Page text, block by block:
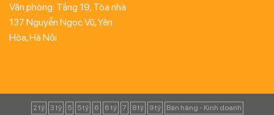
Văn phòng: Tầng 19, Tòa nhà
137 Nguyễn Ngọc Vũ, Yên
Hòa, Hà Nội
2 tỷ 3 tỷ 5 5 tỷ 6 6 tỷ 7 8 tỷ 9 tỷ
Bán hàng - Kinh doanh